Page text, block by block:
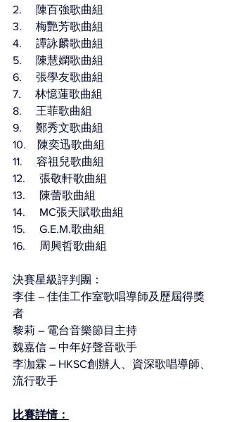
2.     陳百強歌曲組
3.     梅艷芳歌曲組
4.     譚詠麟歌曲組
5.     陳慧嫻歌曲組
6.     張學友歌曲組
7.     林憶蓮歌曲組
8.     王菲歌曲組
9.     鄭秀文歌曲組
10.    陳奕迅歌曲組
11.     容祖兒歌曲組
12.     張敬軒歌曲組
13.     陳蕾歌曲組
14.     MC張天賦歌曲組
15.     G.E.M.歌曲組
16.     周興哲歌曲組
決賽星級評判團：
李佳 – 佳佳工作室歌唱導師及歷屆得獎
者
黎莉 – 電台音樂節目主持
魏嘉信 – 中年好聲音歌手
李泇霖 – HKSC創辦人、資深歌唱導師、
流行歌手
比賽詳情：